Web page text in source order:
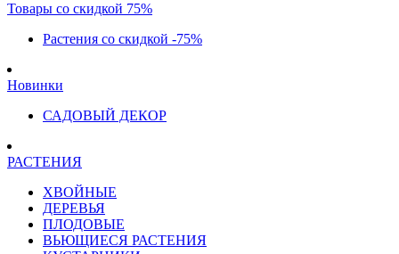
Товары со скидкой 75%
Растения со скидкой -75%
Новинки
САДОВЫЙ ДЕКОР
РАСТЕНИЯ
ХВОЙНЫЕ
ДЕРЕВЬЯ
ПЛОДОВЫЕ
ВЬЮЩИЕСЯ РАСТЕНИЯ